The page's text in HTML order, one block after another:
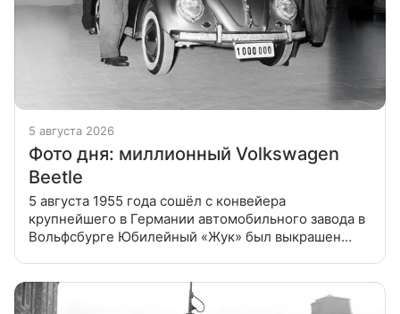
5 августа 2026
Фото дня: миллионный Volkswagen
Beetle
5 августа 1955 года сошёл с конвейера
крупнейшего в Германии автомобильного завода в
Вольфсбурге Юбилейный «Жук» был выкрашен